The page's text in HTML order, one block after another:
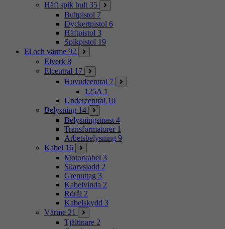
Häft spik bult 35
Bultpistol 7
Dyckertpistol 6
Häftpistol 3
Spikpistol 19
El och värme 92
Elverk 8
Elcentral 17
Huvudcentral 7
125A 1
Undercentral 10
Belysning 14
Belysningsmast 4
Transformatorer 1
Arbetsbelysning 9
Kabel 16
Motorkabel 3
Skarvsladd 2
Grenuttag 3
Kabelvinda 2
Rörål 2
Kabelskydd 3
Värme 21
Tjältinare 2